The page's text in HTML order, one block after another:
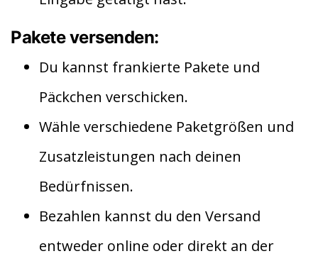
Pakete versenden:
Du kannst frankierte Pakete und
Päckchen verschicken.
Wähle verschiedene Paketgrößen und
Zusatzleistungen nach deinen
Bedürfnissen.
Bezahlen kannst du den Versand
entweder online oder direkt an der